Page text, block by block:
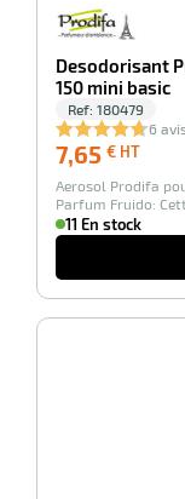
Desodorisant
150 mini basic
Ref: 180479
6
7,65 € HT
HT
Aerosol Prodifa
Parfum Fruido:
11 En stock